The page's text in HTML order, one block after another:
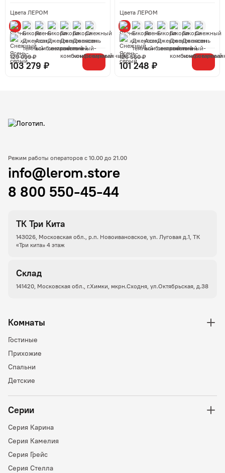
Цвета ЛЕРОМ
103 279 ₽
129 099 ₽
Цвета ЛЕРОМ
101 248 ₽
126 560 ₽
ТК Три Кита
143026, Московская обл., р.п. Новоивановское, ул. Луговая д.1, ТК
«Три кита» 4 этаж
Склад
141420, Московская обл., г.Химки, мкрн.Сходня, ул.Октябрьская, д.38
Режим работы операторов с 10.00 до 21.00
info@lerom.store
8 800 550-45-44
Комнаты
Гостиные
Прихожие
Спальни
Детские
Серии
Серия Карина
Серия Камелия
Серия Грейс
Серия Стелла